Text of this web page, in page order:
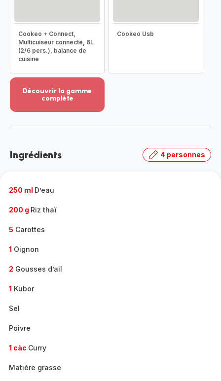
Cookeo + Connect,
Multicuiseur connecté, 6L
(2/6 pers.), balance de
cuisine
Cookeo Usb
Découvrir la gamme
complète
-
gamme
Ingrédients 4 personnes
250 ml D’eau
200 g Riz thaï
5 Carottes
1 Oignon
2 Gousses d’ail
1 Kubor
Sel
Poivre
1 càc Curry
Matière grasse